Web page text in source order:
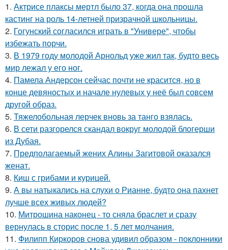
1. Актрисе плаксы мертл было 37, когда она прошла
кастинг на роль 14-летней призрачной школьницы.
2. Гогунский согласился играть в "Универе", чтобы
избежать порчи.
3. В 1979 году молодой Арнольд уже жил так, будто весь
мир лежал у его ног.
4. Памела Андерсон сейчас почти не красится, но в
конце девяностых и начале нулевых у неё был совсем
другой образ.
5. Тяжелобольная лерчек вновь за танго взялась.
6. В сети разгорелся скандал вокруг молодой блогерши
из Дубая.
7. Предполагаемый жених Алины Загитовой оказался
женат.
8. Киш с грибами и курицей.
9. А вы натыкались на слухи о Рианне, будто она пахнет
лучше всех живых людей?
10. Митрошина наконец - то сняла браслет и сразу
вернулась в сторис после 1, 5 лет молчания.
11. Филипп Киркоров снова удивил образом - поклонники